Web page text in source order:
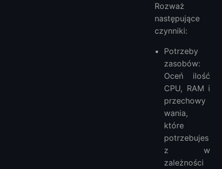
Rozważ
następujące
czynniki:
Potrzeby
zasobów:
Oceń ilość
CPU, RAM i
przechowy
wania,
które
potrzebujes
z w
zależności